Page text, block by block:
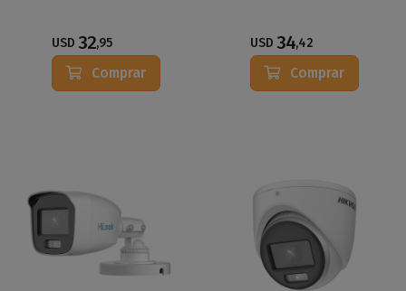
USD 32,95
Comprar
USD 34,42
Comprar